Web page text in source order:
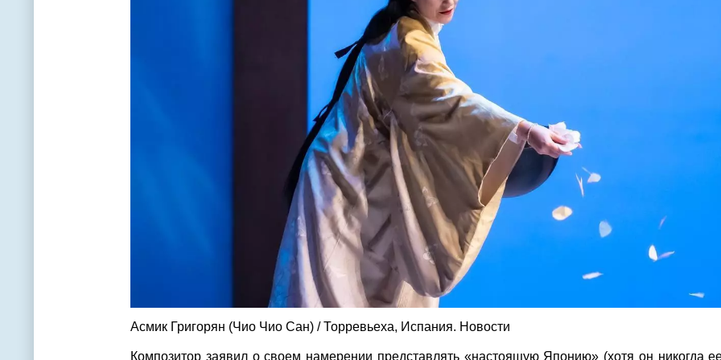
Асмик Григорян (Чио Чио Сан) / Торревьеха, Испания. Новости
Композитор заявил о своем намерении представлять «настоящую Японию» (хотя он никогда